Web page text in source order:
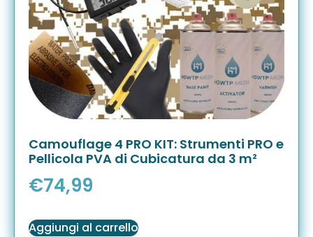
Camouflage 4 PRO KIT: Strumenti PRO e
Pellicola PVA di Cubicatura da 3 m²
€74,99
Aggiungi al carrello